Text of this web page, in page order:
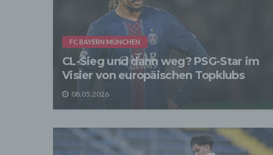
FC BAYERN MÜNCHEN
CL-Sieg und dann weg? PSG-Star im
Visier von europäischen Topklubs
08.05.2026
Wir
der
Daten